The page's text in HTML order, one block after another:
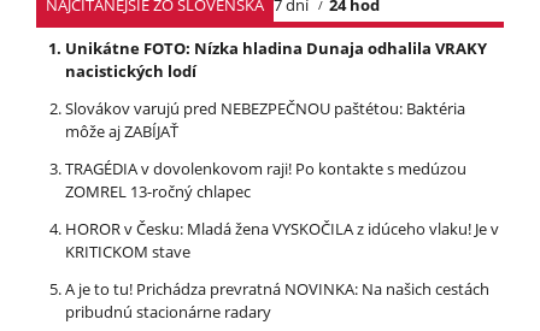
NAJČÍTANEJŠIE ZO SLOVENSKA 7 dní
24 hod
Unikátne FOTO: Nízka hladina Dunaja odhalila VRAKY
nacistických lodí
Slovákov varujú pred NEBEZPEČNOU paštétou: Baktéria
môže aj ZABÍJAŤ
TRAGÉDIA v dovolenkovom raji! Po kontakte s medúzou
ZOMREL 13-ročný chlapec
HOROR v Česku: Mladá žena VYSKOČILA z idúceho vlaku! Je v
KRITICKOM stave
A je to tu! Prichádza prevratná NOVINKA: Na našich cestách
pribudnú stacionárne radary